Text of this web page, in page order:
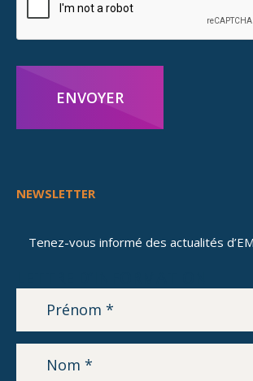
ENVOYER
NEWSLETTER
Tenez-vous informé des actualités